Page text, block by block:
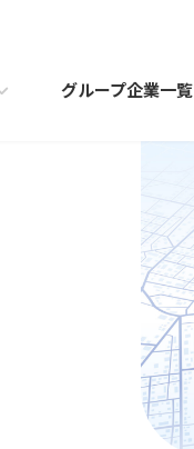
グループ企業一覧